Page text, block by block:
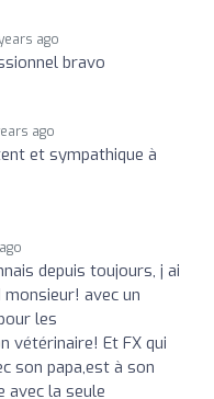
ago
bravo
ago
et sympathique à
depuis toujours, j ai
avec un
les
vétérinaire! Et FX qui
son papa,est à son
avec la seule